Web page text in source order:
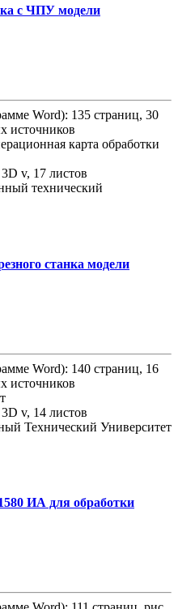
с ЧПУ модели
Word): 135 страниц, 30
источников
карта обработки
v, 17 листов
технический
станка модели
Word): 140 страниц, 16
источников
v, 14 листов
Технический Университет
ИА для обработки